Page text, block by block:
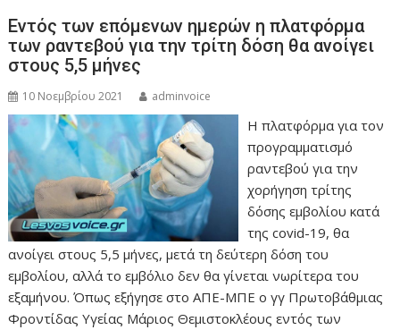
Εντός των επόμενων ημερών η πλατφόρμα
των ραντεβού για την τρίτη δόση θα ανοίγει
στους 5,5 μήνες
10 Νοεμβρίου 2021 adminvoice
Η πλατφόρμα για τον
προγραμματισμό
ραντεβού για την
χορήγηση τρίτης
δόσης εμβολίου κατά
της covid-19, θα
ανοίγει στους 5,5 μήνες, μετά τη δεύτερη δόση του
εμβολίου, αλλά το εμβόλιο δεν θα γίνεται νωρίτερα του
εξαμήνου. Όπως εξήγησε στο ΑΠΕ-ΜΠΕ ο γγ Πρωτοβάθμιας
Φροντίδας Υγείας Μάριος Θεμιστοκλέους εντός των